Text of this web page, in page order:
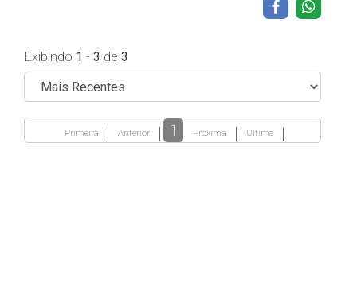
Exibindo 1 - 3 de 3
Primeira Anterior 1 Próxima Ultima